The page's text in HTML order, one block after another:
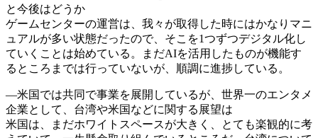
と今後はどうか
ゲームセンターの運営は、我々が取得した時にはかなりマニ
ュアルが多い状態だったので、そこを1つずつデジタル化し
ていくことは始めている。まだAIを活用したものが機能す
るところまでは行っていないが、順調に進捗している。
―米国では共同で事業を展開しているが、世界一のエンタメ
企業として、台湾や米国などに関する展望は
米国は、まだホワイトスペースが大きく、とても楽観的に考